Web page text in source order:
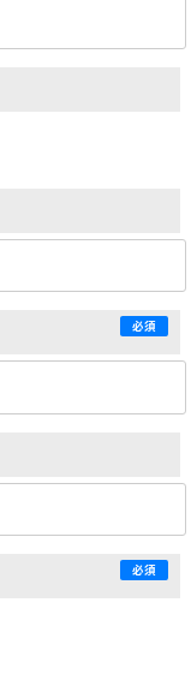
必須
必須